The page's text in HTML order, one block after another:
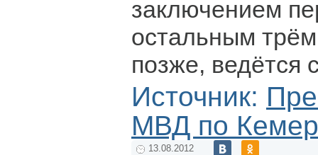
заключением
остальным
позже, ведётся
Источник:
МВД по
13.08.2012